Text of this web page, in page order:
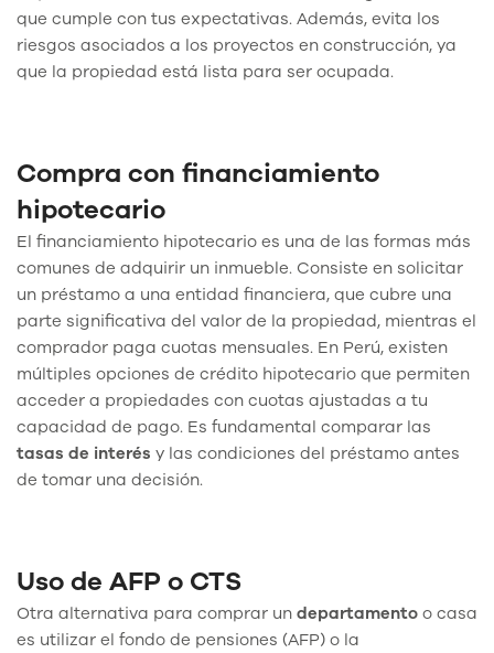
que cumple con tus expectativas. Además, evita los
riesgos asociados a los proyectos en construcción, ya
que la propiedad está lista para ser ocupada.
Compra con financiamiento
hipotecario
El financiamiento hipotecario es una de las formas más
comunes de adquirir un inmueble. Consiste en solicitar
un préstamo a una entidad financiera, que cubre una
parte significativa del valor de la propiedad, mientras el
comprador paga cuotas mensuales. En Perú, existen
múltiples opciones de crédito hipotecario que permiten
acceder a propiedades con cuotas ajustadas a tu
capacidad de pago. Es fundamental comparar las
tasas de interés y las condiciones del préstamo antes
de tomar una decisión.
Uso de AFP o CTS
Otra alternativa para comprar un departamento o casa
es utilizar el fondo de pensiones (AFP) o la